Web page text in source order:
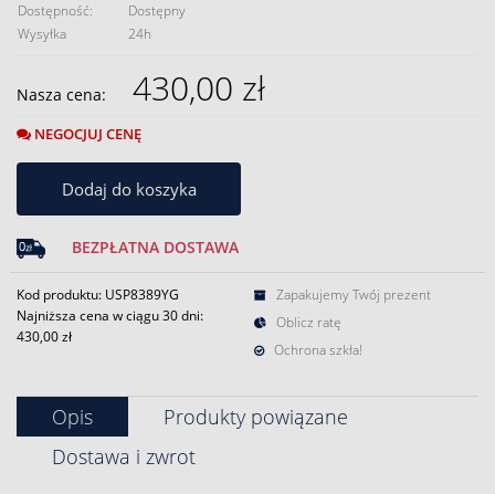
Dostępność:
Dostępny
Wysyłka
24h
Nasza cena: 430,00 zł
NEGOCJUJ CENĘ
Dodaj do koszyka
BEZPŁATNA DOSTAWA
Kod produktu: USP8389YG
Najniższa cena w ciągu 30 dni:
430,00 zł
Zapakujemy Twój prezent
Oblicz ratę
Ochrona szkła!
Opis
Produkty powiązane
Dostawa i zwrot